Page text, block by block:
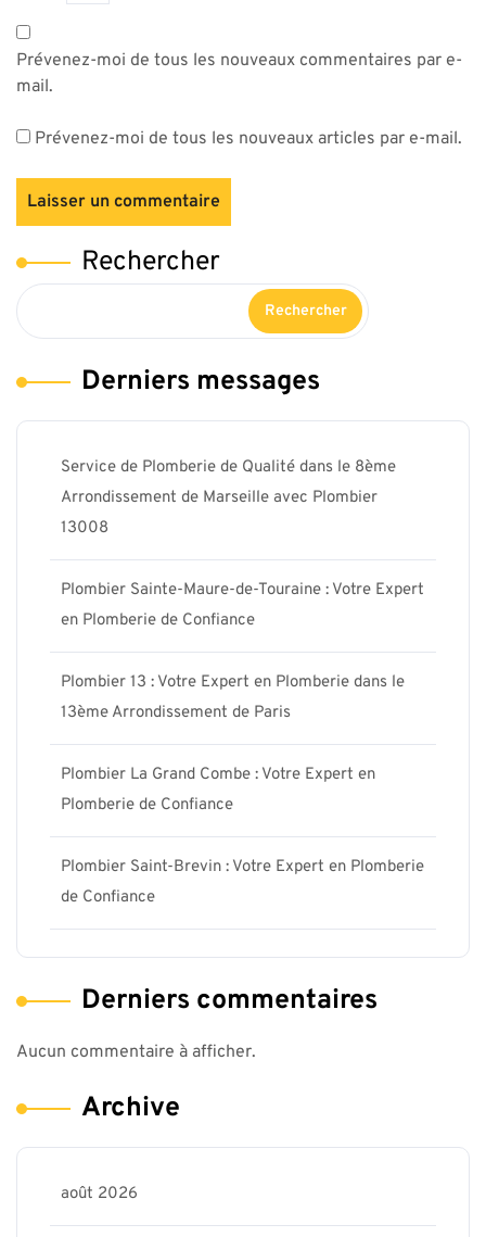
Prévenez-moi de tous les nouveaux commentaires par e-
mail.
Prévenez-moi de tous les nouveaux articles par e-mail.
Rechercher
Rechercher
Derniers messages
Service de Plomberie de Qualité dans le 8ème
Arrondissement de Marseille avec Plombier
13008
Plombier Sainte-Maure-de-Touraine : Votre Expert
en Plomberie de Confiance
Plombier 13 : Votre Expert en Plomberie dans le
13ème Arrondissement de Paris
Plombier La Grand Combe : Votre Expert en
Plomberie de Confiance
Plombier Saint-Brevin : Votre Expert en Plomberie
de Confiance
Derniers commentaires
Aucun commentaire à afficher.
Archive
août 2026